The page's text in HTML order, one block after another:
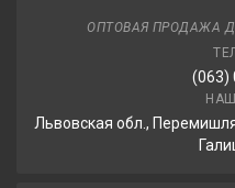
ОПТОВАЯ ПРОДАЖА
(063)
Львовская обл.,